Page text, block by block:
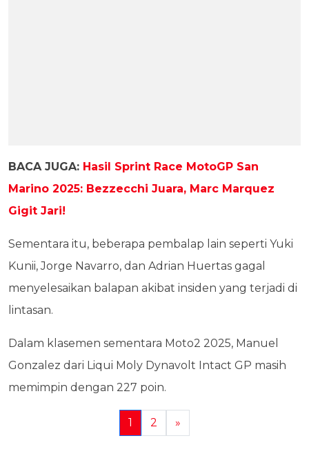
BACA JUGA: Hasil Sprint Race MotoGP San
Marino 2025: Bezzecchi Juara, Marc Marquez
Gigit Jari!
Sementara itu, beberapa pembalap lain seperti Yuki
Kunii, Jorge Navarro, dan Adrian Huertas gagal
menyelesaikan balapan akibat insiden yang terjadi di
lintasan.
Dalam klasemen sementara Moto2 2025, Manuel
Gonzalez dari Liqui Moly Dynavolt Intact GP masih
memimpin dengan 227 poin.
1 2 »